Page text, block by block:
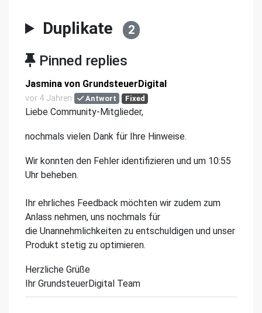
Duplikate 2
Pinned replies
Jasmina von GrundsteuerDigital
vor 4 Jahren Antwort Fixed
Liebe Community-Mitglieder,
nochmals vielen Dank für Ihre Hinweise.
Wir konnten den Fehler identifizieren und um 10:55
Uhr beheben.
Ihr ehrliches Feedback möchten wir zudem zum
Anlass nehmen, uns nochmals für
die Unannehmlichkeiten zu entschuldigen und unser
Produkt stetig zu optimieren.
Herzliche Grüße
Ihr GrundsteuerDigital Team